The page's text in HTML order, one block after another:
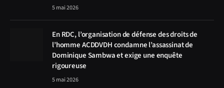
5 mai 2026
En RDC, l’organisation de défense des droits de
l’homme ACDDVDH condamne l’assassinat de
Dominique Sambwa et exige une enquête
rigoureuse
5 mai 2026